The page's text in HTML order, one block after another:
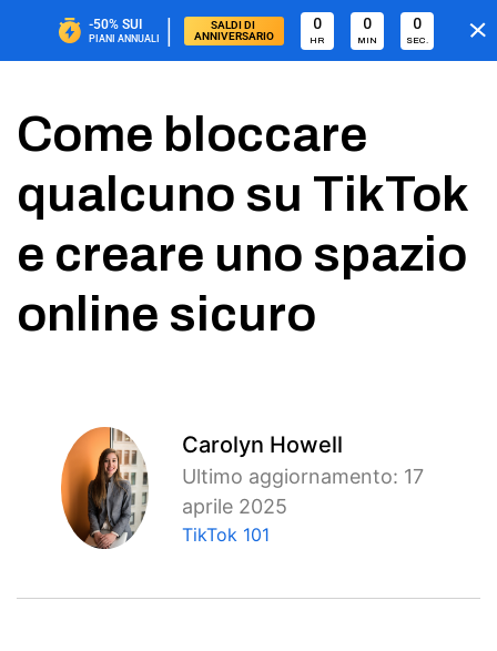
-50% SUI
PIANI ANNUALI |
SALDI DI
ANNIVERSARIO
0
HR
0
MIN
0
SEC.
Come bloccare
qualcuno su TikTok
e creare uno spazio
online sicuro
Carolyn Howell
Ultimo aggiornamento: 17
aprile 2025
TikTok 101